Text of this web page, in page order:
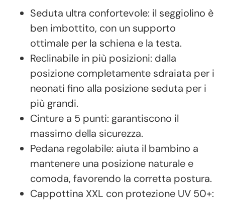
Seduta ultra confortevole: il seggiolino è
ben imbottito, con un supporto
ottimale per la schiena e la testa.
Reclinabile in più posizioni: dalla
posizione completamente sdraiata per i
neonati fino alla posizione seduta per i
più grandi.
Cinture a 5 punti: garantiscono il
massimo della sicurezza.
Pedana regolabile: aiuta il bambino a
mantenere una posizione naturale e
comoda, favorendo la corretta postura.
Cappottina XXL con protezione UV 50+: